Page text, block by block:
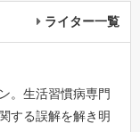
ライター一覧
。生活習慣病専門
する誤解を解き明